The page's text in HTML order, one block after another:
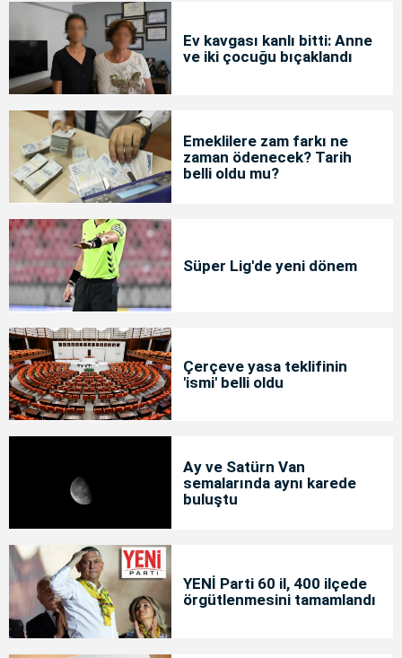
Ev kavgası kanlı bitti: Anne
ve iki çocuğu bıçaklandı
Emeklilere zam farkı ne
zaman ödenecek? Tarih
belli oldu mu?
Süper Lig'de yeni dönem
Çerçeve yasa teklifinin
'ismi' belli oldu
Ay ve Satürn Van
semalarında aynı karede
buluştu
YENİ Parti 60 il, 400 ilçede
örgütlenmesini tamamlandı